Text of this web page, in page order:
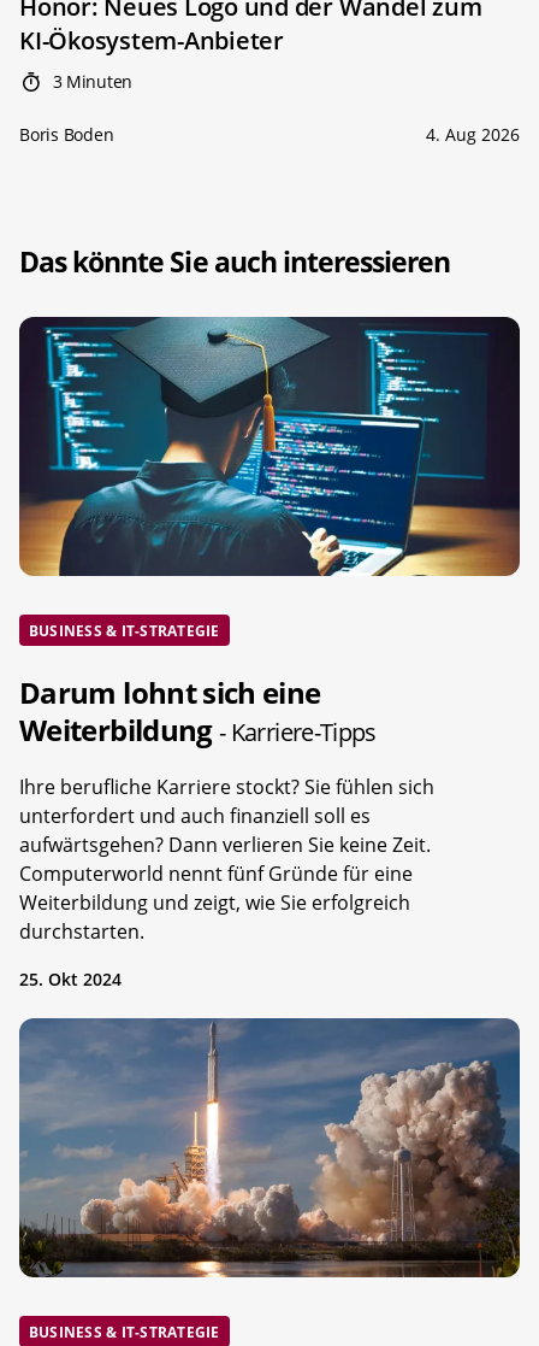
Honor: Neues Logo und der Wandel zum
KI-Ökosystem-Anbieter
3 Minuten
Boris Boden 4. Aug 2026
Das könnte Sie auch interessieren
BUSINESS & IT-STRATEGIE
Darum lohnt sich eine
Weiterbildung- Karriere-Tipps
Ihre berufliche Karriere stockt? Sie fühlen sich
unterfordert und auch finanziell soll es
aufwärtsgehen? Dann verlieren Sie keine Zeit.
Computerworld nennt fünf Gründe für eine
Weiterbildung und zeigt, wie Sie erfolgreich
durchstarten.
25. Okt 2024
BUSINESS & IT-STRATEGIE